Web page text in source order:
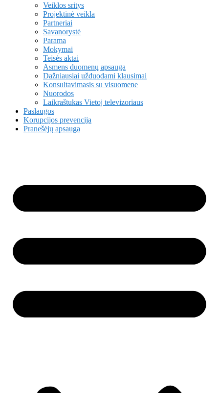
Veiklos sritys
Projektinė veikla
Partneriai
Savanorystė
Parama
Mokymai
Teisės aktai
Asmens duomenų apsauga
Dažniausiai užduodami klausimai
Konsultavimasis su visuomene
Nuorodos
Laikraštukas Vietoj televizoriaus
Paslaugos
Korupcijos prevencija
Pranešėjų apsauga